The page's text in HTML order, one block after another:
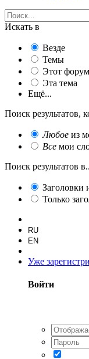
Искать в
Везде
Темы
Этот форум
Эта тема
Ещё...
Поиск результатов,
Любое из
Все мои
Поиск результатов
Заголовки
Только
RU
EN
Уже
Войти